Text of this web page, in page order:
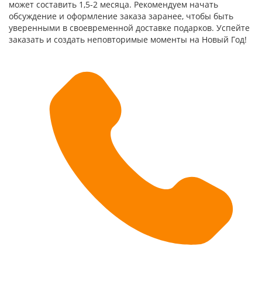
может составить 1,5-2 месяца. Рекомендуем начать
обсуждение и оформление заказа заранее, чтобы быть
уверенными в своевременной доставке подарков. Успейте
заказать и создать неповторимые моменты на Новый Год!